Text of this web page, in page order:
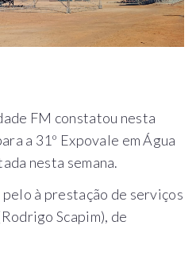
FM constatou nesta
a 31º Expovale em Água
nesta semana.
à prestação de serviços
Scapim), de